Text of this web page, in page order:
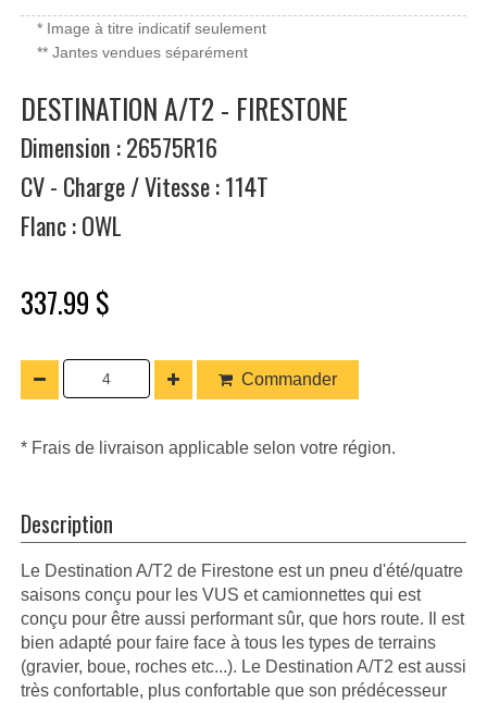
* Image à titre indicatif seulement
** Jantes vendues séparément
DESTINATION A/T2 - FIRESTONE
Dimension : 26575R16
CV - Charge / Vitesse : 114T
Flanc : OWL
337.99 $
Commander
* Frais de livraison applicable selon votre région.
Description
Le Destination A/T2 de Firestone est un pneu d'été/quatre
saisons conçu pour les VUS et camionnettes qui est
conçu pour être aussi performant sûr, que hors route. Il est
bien adapté pour faire face à tous les types de terrains
(gravier, boue, roches etc...). Le Destination A/T2 est aussi
très confortable, plus confortable que son prédécesseur